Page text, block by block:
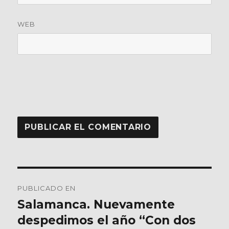
WEB
de
entradas
PUBLICADO EN
Salamanca. Nuevamente
despedimos el año “Con dos